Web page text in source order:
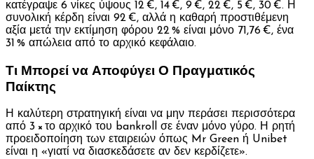
κατέγραψε 6 νίκες ύψους 12 €, 14 €, 9 €, 22 €, 5 €, 30 €. Η
συνολική κέρδη είναι 92 €, αλλά η καθαρή προστιθέμενη
αξία μετά την εκτίμηση φόρου 22 % είναι μόνο 71,76 €, ένα
31 % απώλεια από το αρχικό κεφάλαιο.
Τι Μπορεί να Αποφύγει Ο Πραγματικός
Παίκτης
Η καλύτερη στρατηγική είναι να μην περάσει περισσότερα
από 3 × το αρχικό του bankroll σε έναν μόνο γύρο. Η ρητή
προειδοποίηση των εταιρειών όπως Mr Green ή Unibet
είναι η «γιατί να διασκεδάσετε αν δεν κερδίζετε».